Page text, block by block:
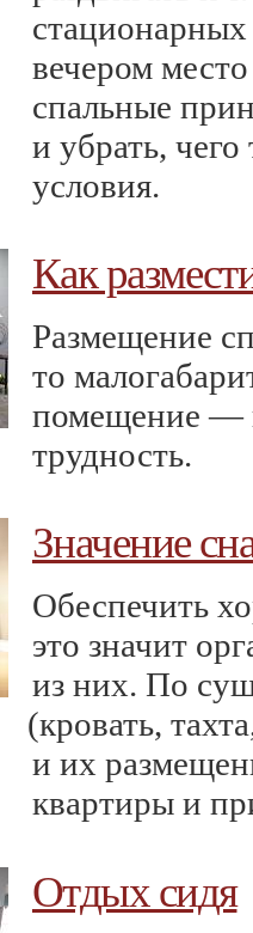
вечером
спальные
и убрать,
условия.
Как
Размещение
то
помещение —
трудность.
Значение
Обеспечить
это значит
из них. По
(кровать,
и их
квартиры и
Отдых сидя